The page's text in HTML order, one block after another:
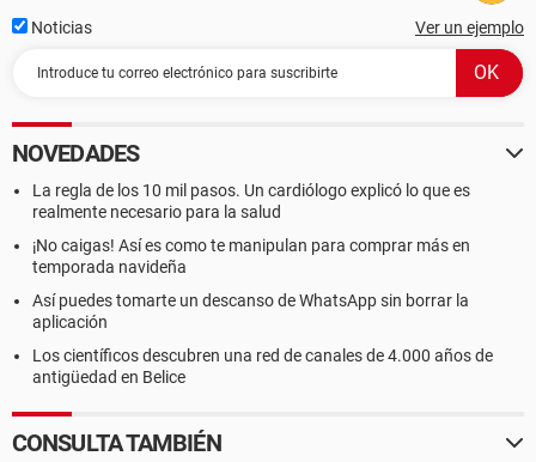
Noticias Ver un ejemplo
NOVEDADES
La regla de los 10 mil pasos. Un cardiólogo explicó lo que es
realmente necesario para la salud
¡No caigas! Así es como te manipulan para comprar más en
temporada navideña
Así puedes tomarte un descanso de WhatsApp sin borrar la
aplicación
Los científicos descubren una red de canales de 4.000 años de
antigüedad en Belice
CONSULTA TAMBIÉN